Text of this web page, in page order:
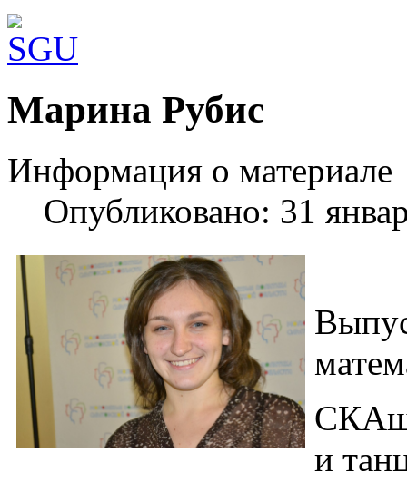
Шаблоны Joomla 3 здесь:http://www.joomla3x.ru/joomla3-
Марина Рубис
Информация о материале
Опубликовано: 31
и